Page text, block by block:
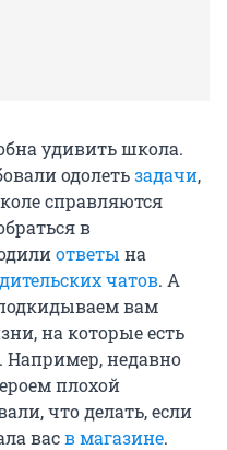
удивить школа.
одолетьзадачи,
справляются
в
ответы на
чатов. А
вам
на которые есть
Например, недавно
плохой
что делать, если
васв магазине.